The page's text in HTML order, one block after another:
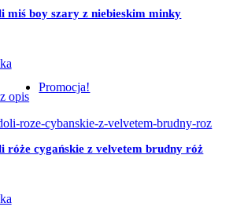
miś boy szary z niebieskim minky
opis
Promocja!
róże cygańskie z velvetem brudny róż